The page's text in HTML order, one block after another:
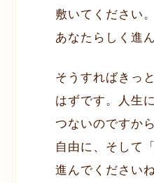
敷いてください
あなたらしく進
そうすればきっ
はずです。人生
つないのですから
自由に、そして
進んでください